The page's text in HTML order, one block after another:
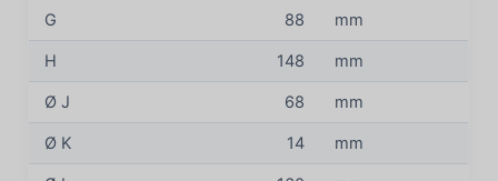
G 88 mm
H 148 mm
Ø J 68 mm
Ø K 14 mm